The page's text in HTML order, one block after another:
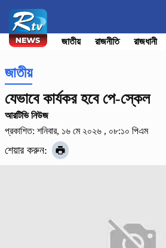
জাতীয় রাজনীতি রাজধানী
জাতীয়
যেভাবে কার্যকর হবে পে-স্কেল
আরটিভি নিউজ
প্রকাশিত: শনিবার, ১৬ মে ২০২৬ , ০৮:১০ পিএম
শেয়ার করুন: